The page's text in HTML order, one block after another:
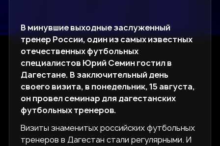
В минувшие выходные заслуженный
тренер России, один из самых известных
отечественных футбольных
специалистов Юрий Семин гостил в
Дагестане. В заключительный день
своего визита, в понедельник, 15 августа,
он провел семинар для дагестанских
футбольных тренеров.
Визиты знаменитых российских футбольных
тренеров в Дагестан стали регулярными. И